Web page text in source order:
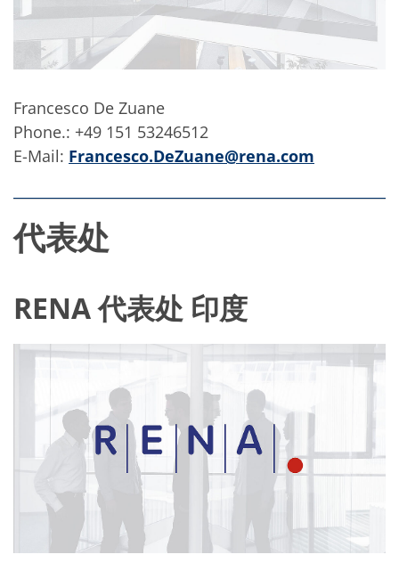
Francesco De Zuane
Phone.: +49 151 53246512
E-Mail: Francesco.DeZuane@rena.com
代表处
RENA 代表处 印度